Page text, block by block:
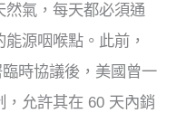
氣，每天都必須通
源咽喉點。此前，
時協議後，美國曾一
允許其在 60 天內銷